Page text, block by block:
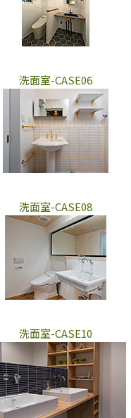
洗面室-CASE06
洗面室-CASE08
洗面室-CASE10